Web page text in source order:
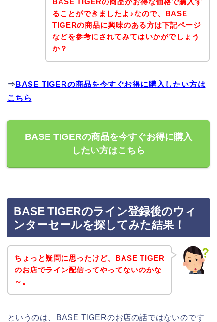
BASE TIGERの商品がお得な価格で購入す
ることができましたよ♪なので、BASE
TIGERの商品に興味のある方は下記ページ
などを参考にされてみてはいかがでしょう
か？
⇒ BASE TIGERの商品を今すぐお得に購入したい方は
こちら
BASE TIGERの商品を今すぐお得に購入
したい方はこちら
BASE TIGERのライン登録後のウィ
ンターセールを探してみた結果！
ちょっと疑問に思ったけど、BASE TIGER
のお店でライン配信ってやってないのかな
～。
というのは、BASE TIGERのお店の話ではないのです